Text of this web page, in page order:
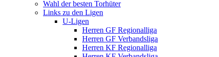
Wahl der besten Torhüter
Links zu den Ligen
U-Ligen
Herren GF Regionalliga
Herren GF Verbandsliga
Herren KF Regionalliga